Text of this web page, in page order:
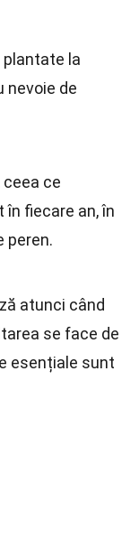
la
nevoie de
ce
fiecare an, în
peren.
atunci când
se face de
esențiale sunt